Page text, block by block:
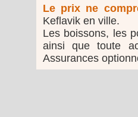
Le prix ne
Keflavik en ville.
Les boissons, les
ainsi que toute
Assurances